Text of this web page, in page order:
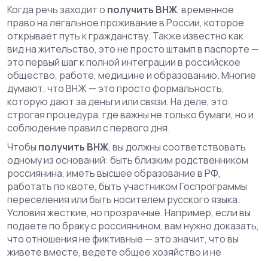
Когда речь заходит о получить ВНЖ, временное
право на легальное проживание в России, которое
открывает путь к гражданству. Также известно как
вид на жительство, это не просто штамп в паспорте —
это первый шаг к полной интеграции в российское
общество, работе, медицине и образованию.Многие
думают, что ВНЖ — это просто формальность,
которую дают за деньги или связи. На деле, это
строгая процедура, где важны не только бумаги, но и
соблюдение правил с первого дня.
Чтобы получить ВНЖ, вы должны соответствовать
одному из оснований: быть близким родственником
россиянина, иметь высшее образование в РФ,
работать по квоте, быть участником Госпрограммы
переселения или быть носителем русского языка.
Условия жесткие, но прозрачные. Например, если вы
подаете по браку с россиянином, вам нужно доказать,
что отношения не фиктивные — это значит, что вы
живете вместе, ведете общее хозяйство и не